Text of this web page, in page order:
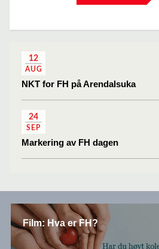
12
AUG
NKT for FH på Arendalsuka
24
SEP
Markering av FH dagen
Film: Hva er FH?